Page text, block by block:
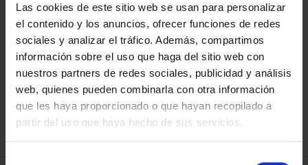
Las cookies de este sitio web se usan para personalizar
el contenido y los anuncios, ofrecer funciones de redes
sociales y analizar el tráfico. Además, compartimos
información sobre el uso que haga del sitio web con
nuestros partners de redes sociales, publicidad y análisis
web, quienes pueden combinarla con otra información
que les haya proporcionado o que hayan recopilado a
partir del uso que haya hecho de sus servicios.
SORT BY:
REFINE